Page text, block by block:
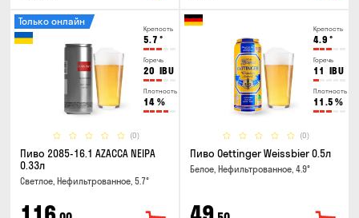
Крепость
5.7 °
Горечь
20 IBU
Плотность
14 %
(0)
Только онлайн
Пиво 2085-16.1 AZACCA NEIPA
0.33л
Светлое, Нефильтрованное, 5.7°
Крепость
4.9 °
Горечь
11 IBU
Плотность
11.5 %
(0)
Пиво Oettinger Weissbier 0.5л
Белое, Нефильтрованное, 4.9°